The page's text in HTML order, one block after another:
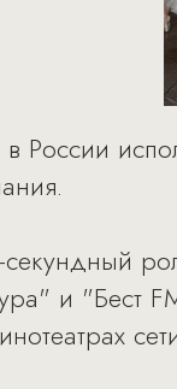
России
и "Бест